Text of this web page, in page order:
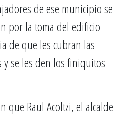
de ese municipio se
por la toma del edificio
de que les cubran las
se les den los finiquitos
que Raul Acoltzi, el alcalde